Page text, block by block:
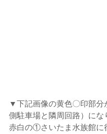
▼下記画像の黄色〇印部分
側駐車場と隣周回路）にな
赤白の①さいたま水族館に